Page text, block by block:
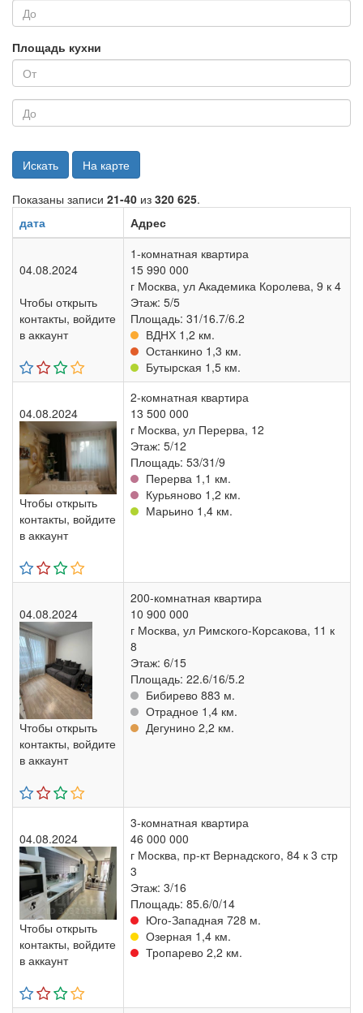
Площадь кухни
Искать На карте
Показаны записи 21-40 из 320 625.
дата
Адрес
04.08.2024
Чтобы открыть
контакты, войдите
в аккаунт
1-комнатная квартира
15 990 000
г Москва, ул Академика Королева, 9 к 4
Этаж: 5/5
Площадь: 31/16.7/6.2
ВДНХ 1,2 км.
Останкино 1,3 км.
Бутырская 1,5 км.
04.08.2024
Чтобы открыть
контакты, войдите
в аккаунт
2-комнатная квартира
13 500 000
г Москва, ул Перерва, 12
Этаж: 5/12
Площадь: 53/31/9
Перерва 1,1 км.
Курьяново 1,2 км.
Марьино 1,4 км.
04.08.2024
Чтобы открыть
контакты, войдите
в аккаунт
200-комнатная квартира
10 900 000
г Москва, ул Римского-Корсакова, 11 к
8
Этаж: 6/15
Площадь: 22.6/16/5.2
Бибирево 883 м.
Отрадное 1,4 км.
Дегунино 2,2 км.
04.08.2024
Чтобы открыть
контакты, войдите
в аккаунт
3-комнатная квартира
46 000 000
г Москва, пр-кт Вернадского, 84 к 3 стр
3
Этаж: 3/16
Площадь: 85.6/0/14
Юго-Западная 728 м.
Озерная 1,4 км.
Тропарево 2,2 км.